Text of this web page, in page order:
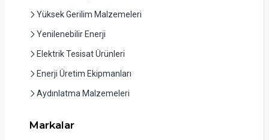
Yüksek Gerilim Malzemeleri
Yenilenebilir Enerji
Elektrik Tesisat Ürünleri
Enerji Üretim Ekipmanları
Aydınlatma Malzemeleri
Markalar